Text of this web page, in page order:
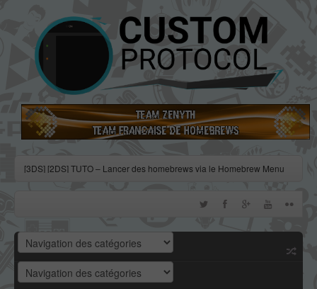
[3DS] [2DS] TUTO – Lancer des homebrews via le Homebrew Menu
[3DS] [2DS] TUTO - Utiliser l’exploit BannerBomb3 pour obtenir un
[3DS] [2DS] TUTO – Obtenir sa clé « movable.sed » de chiffrage
DSiWare via Seedminer
[Vita] Firmware 3.71 : et un nouveau firmware inutile, un !